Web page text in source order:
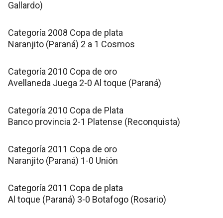
Gallardo)
Categoría 2008 Copa de plata
Naranjito (Paraná) 2 a 1 Cosmos
Categoría 2010 Copa de oro
Avellaneda Juega 2-0 Al toque (Paraná)
Categoría 2010 Copa de Plata
Banco provincia 2-1 Platense (Reconquista)
Categoría 2011 Copa de oro
Naranjito (Paraná) 1-0 Unión
Categoría 2011 Copa de plata
Al toque (Paraná) 3-0 Botafogo (Rosario)